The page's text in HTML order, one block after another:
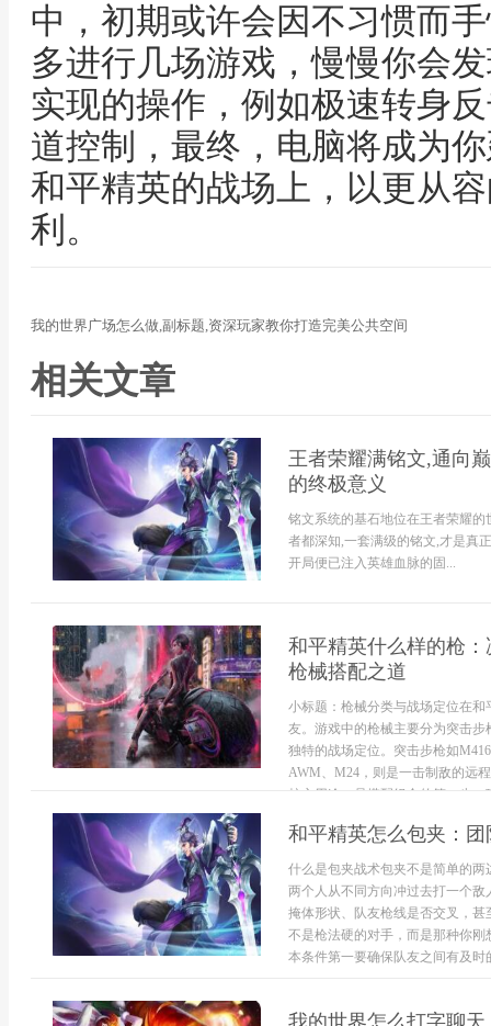
中，初期或许会因不习惯而
多进行几场游戏，慢慢你会
实现的操作，例如极速转身
道控制，最终，电脑将成为
和平精英的战场上，以更从
利。
我的世界广场怎么做,副标题,资深玩家教你打造完美公共空间
相关文章
王者荣耀满铭文,通向
的终极意义
铭文系统的基石地位在王者荣耀
者都深知,一套满级的铭文,才是真
开局便已注入英雄血脉的固...
和平精英什么样的枪
枪械搭配之道
小标题：枪械分类与战场定位在
友。游戏中的枪械主要分为突击
独特的战场定位。突击步枪如
AWM、M24，则是一击制敌的远
核心用途，是搭配组合的第一步。
和平精英怎么包夹：
什么是包夹战术包夹不是简单的
两个人从不同方向冲过去打一个
掩体形状、队友枪线是否交叉，
不是枪法硬的对手，而是那种你
本条件第一要确保队友之间有及时
我的世界怎么打字聊